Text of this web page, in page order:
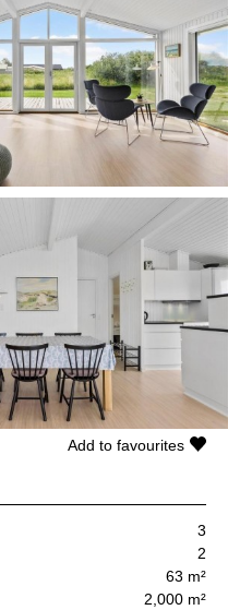
3
2
63 m²
2,000 m²
Add to favourites